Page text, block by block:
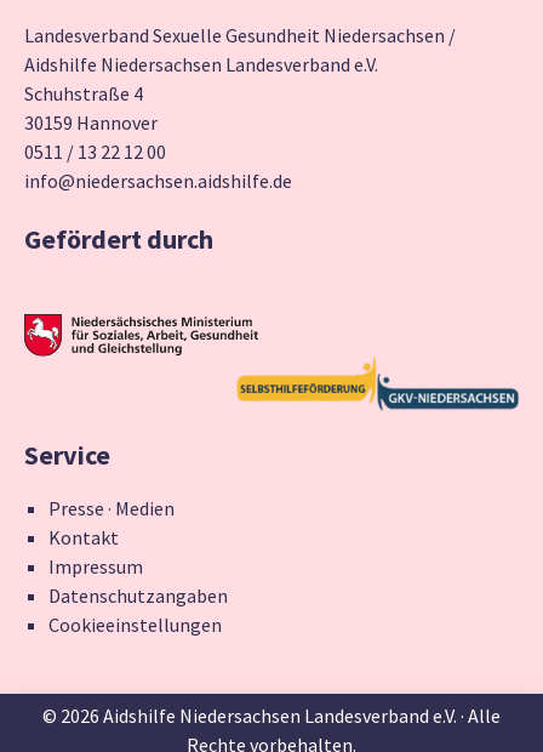
Landesverband Sexuelle Gesundheit Niedersachsen /
Aidshilfe Niedersachsen Landesverband e.V.
Schuhstraße 4
30159 Hannover
0511 / 13 22 12 00
info@niedersachsen.aidshilfe.de
Gefördert durch
Service
Presse · Medien
Kontakt
Impressum
Datenschutzangaben
Cookieeinstellungen
© 2026 Aidshilfe Niedersachsen Landesverband e.V. · Alle
Rechte vorbehalten.